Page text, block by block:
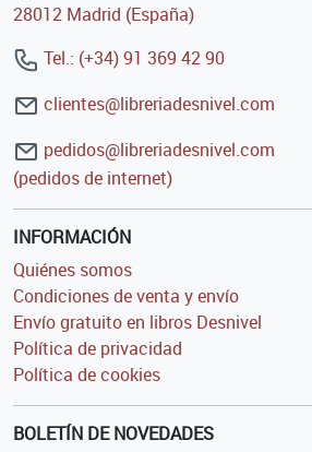
28012 Madrid (España)
Tel.: (+34) 91 369 42 90
clientes@libreriadesnivel.com
pedidos@libreriadesnivel.com
(pedidos de internet)
INFORMACIÓN
Quiénes somos
Condiciones de venta y envío
Envío gratuito en libros Desnivel
Política de privacidad
Política de cookies
BOLETÍN DE NOVEDADES